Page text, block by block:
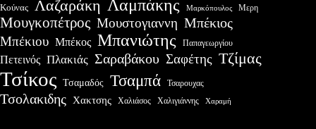
Κούνας Λαζαράκη Λαμπάκης Μαρκόπουλος Μερη
Μουγκοπέτρος Μουστογιαννη Μπέκιος
Μπέκιου Μπέκος Μπανιώτης Παπαγεωργίου
Πετεινός Πλακιάς Σαραβάκου Σαφέτης Τζίμας
Τσίκος Τσαμαδός Τσαμπά Τσαρουχας
Τσολακιδης Χακτσης Χαλιάσος Χαλιγιάννης Χαραμή